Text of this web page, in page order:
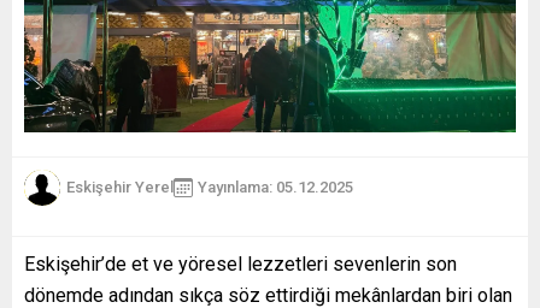
Eskişehir Yerel Yayınlama: 05.12.2025
Eskişehir’de et ve yöresel lezzetleri sevenlerin son
dönemde adından sıkça söz ettirdiği mekânlardan biri olan